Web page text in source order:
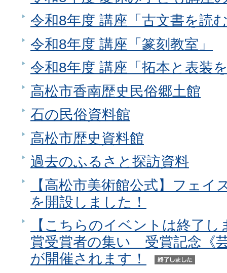
令和8年度 講座「古文書を読
令和8年度 講座「篆刻教室」
令和8年度 講座「拓本と表装
高松市香南歴史民俗郷土館
石の民俗資料館
高松市歴史資料館
過去のふるさと探訪資料
【高松市美術館公式】フェ
を開設しました！
【こちらのイベントは終了
賞受賞者の集い 受賞記念《
が開催されます！